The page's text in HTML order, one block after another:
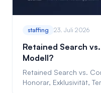
staffing 23. Juli 2026
Retained Search
Modell?
Retained Search vs.
Honorar, Exklusivität,